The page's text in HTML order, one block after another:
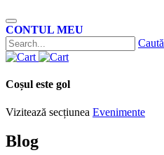
CONTUL MEU
Caută
Coșul este gol
Vizitează secțiunea Evenimente
Blog